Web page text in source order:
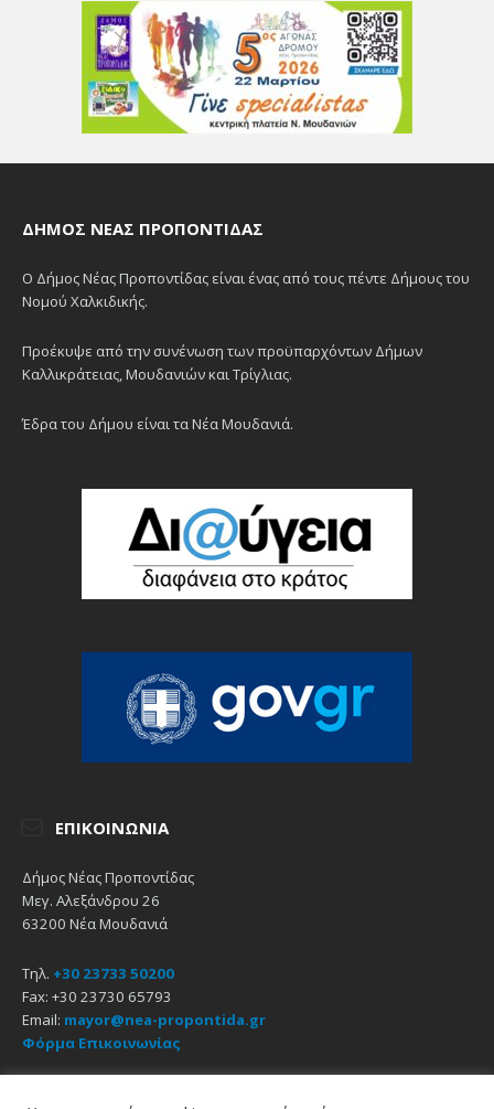
ΔΉΜΟΣ ΝΈΑΣ ΠΡΟΠΟΝΤΊΔΑΣ
Ο Δήμος Νέας Προποντίδας είναι ένας από τους πέντε Δήμους του
Νομού Χαλκιδικής.
Προέκυψε από την συνένωση των προϋπαρχόντων Δήμων
Καλλικράτειας, Μουδανιών και Τρίγλιας.
Έδρα του Δήμου είναι τα Νέα Μουδανιά.
ΕΠΙΚΟΙΝΩΝΊΑ
Δήμος Νέας Προποντίδας
Μεγ. Αλεξάνδρου 26
63200 Νέα Μουδανιά
Τηλ. +30 23733 50200
Fax: +30 23730 65793
Email: mayor@nea-propontida.gr
Φόρμα Επικοινωνίας